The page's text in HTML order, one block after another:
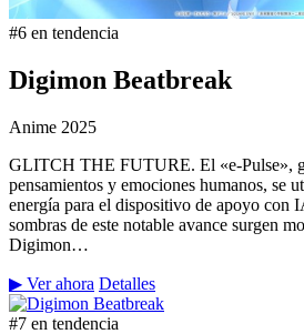
#6 en tendencia
Digimon Beatbreak
Anime 2025
GLITCH THE FUTURE. El «e-Pulse»,
pensamientos y emociones humanos, se
energía para el dispositivo de apoyo con
sombras de este notable avance surgen
Digimon…
▶ Ver ahora Detalles
#7 en tendencia